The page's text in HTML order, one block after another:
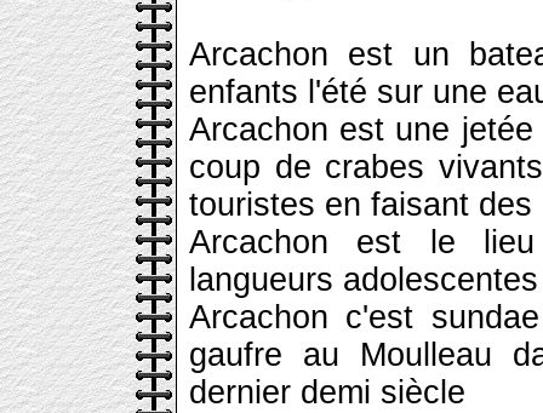
Arcachon est un
enfants l'été sur une
Arcachon est une
coup de crabes
touristes en faisant des
Arcachon est le
langueurs adolescentes
Arcachon c'est
gaufre au Moulleau
dernier demi siècle